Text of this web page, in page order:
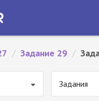
/ Задание 29 /
Задания